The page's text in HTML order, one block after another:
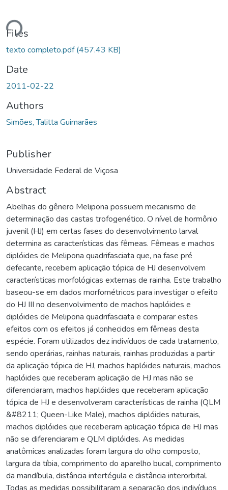
Loading...
Files
texto completo.pdf(457.43 KB)
Date
2011-02-22
Authors
Simões, Talitta Guimarães
Publisher
Universidade Federal de Viçosa
Abstract
Abelhas do gênero Melipona possuem mecanismo de
determinação das castas trofogenético. O nível de hormônio
juvenil (HJ) em certas fases do desenvolvimento larval
determina as características das fêmeas. Fêmeas e machos
diplóides de Melipona quadrifasciata que, na fase pré
defecante, recebem aplicação tópica de HJ desenvolvem
características morfológicas externas de rainha. Este trabalho
baseou-se em dados morfométricos para investigar o efeito
do HJ III no desenvolvimento de machos haplóides e
diplóides de Melipona quadrifasciata e comparar estes
efeitos com os efeitos já conhecidos em fêmeas desta
espécie. Foram utilizados dez indivíduos de cada tratamento,
sendo operárias, rainhas naturais, rainhas produzidas a partir
da aplicação tópica de HJ, machos haplóides naturais, machos
haplóides que receberam aplicação de HJ mas não se
diferenciaram, machos haplóides que receberam aplicação
tópica de HJ e desenvolveram características de rainha (QLM
&#8211; Queen-Like Male), machos diplóides naturais,
machos diplóides que receberam aplicação tópica de HJ mas
não se diferenciaram e QLM diplóides. As medidas
anatômicas analizadas foram largura do olho composto,
largura da tíbia, comprimento do aparelho bucal, comprimento
da mandíbula, distância intertégula e distância interorbital.